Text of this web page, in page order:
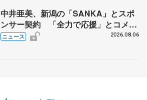
中井亜美、新潟の「SANKA」とスポ
ンサー契約 「全力で応援」とコメン
ト
ニュース 2026.08.06